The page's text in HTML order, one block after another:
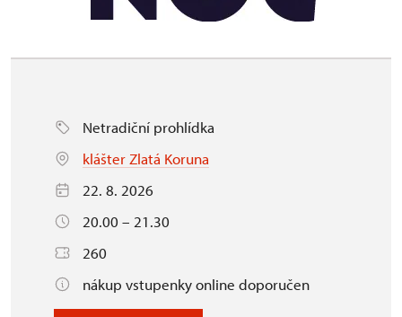
Netradiční prohlídka
klášter Zlatá Koruna
22. 8. 2026
20.00 – 21.30
260
nákup vstupenky online doporučen